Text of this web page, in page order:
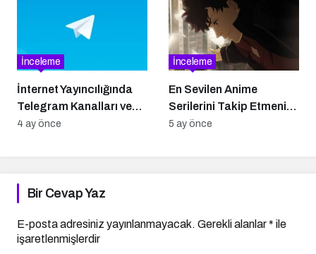
İnternet Yayıncılığında
Telegram Kanalları ve
Bilgiye Doğrudan Erişim
İnceleme
4 ay önce
En Sevilen Anime
Serilerini Takip Etmenin
Kolay Yolları
İnceleme
5 ay önce
Bir Cevap Yaz
E-posta adresiniz yayınlanmayacak. Gerekli alanlar* ile
işaretlenmişlerdir